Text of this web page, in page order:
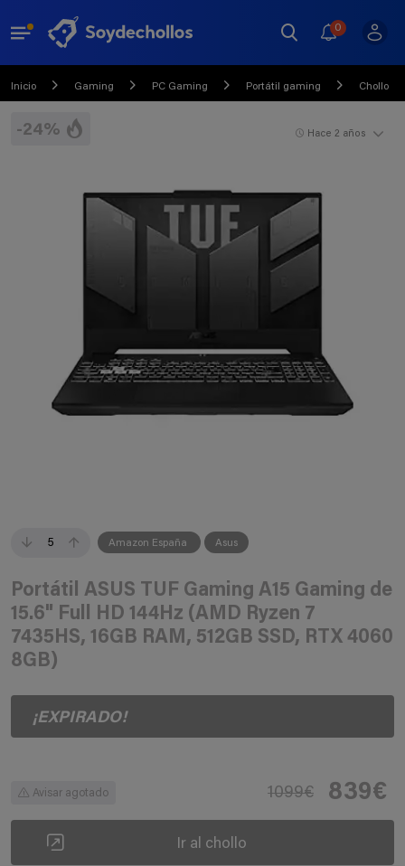
0
Inicio Gaming PC Gaming Portátil gaming Chollo
-24%
5 Amazon España Asus
Hace 2 años
Portátil ASUS TUF Gaming A15 Gaming de
15.6" Full HD 144Hz (AMD Ryzen 7
7435HS, 16GB RAM, 512GB SSD, RTX 4060
8GB)
¡EXPIRADO!
Avisar agotado 1099€ 839€
Ir al chollo